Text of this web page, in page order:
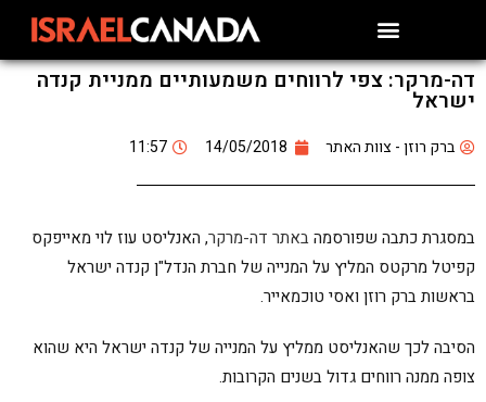
דה-מרקר: צפי לרווחים משמעותיים ממניית קנדה
ישראל
ברק רוזן - צוות האתר 14/05/2018
11:57
במסגרת כתבה שפורסמהבאתר דה-מרקר, האנליסט עוז לוי מאייפקס
קפיטל מרקטס המליץ על המנייה של חברת הנדל"ן קנדה ישראל
בראשות ברק רוזן ואסי טוכמאייר.
הסיבה לכך שהאנליסט ממליץ על המנייה של קנדה ישראל היא שהוא
צופה ממנה רווחים גדול בשנים הקרובות.